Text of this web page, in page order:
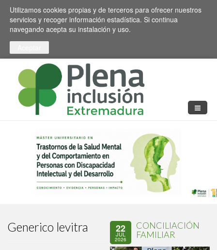
Pasar al contenido principal
Toggle high contrast
Utilizamos cookies propias y de terceros para ofrecer nuestros
servicios y recoger información estadística. Si continua
navegando acepta su instalación y uso.
Generico levitra 22
JUL
2026
CONCILIACIÓN
FAMILIAR